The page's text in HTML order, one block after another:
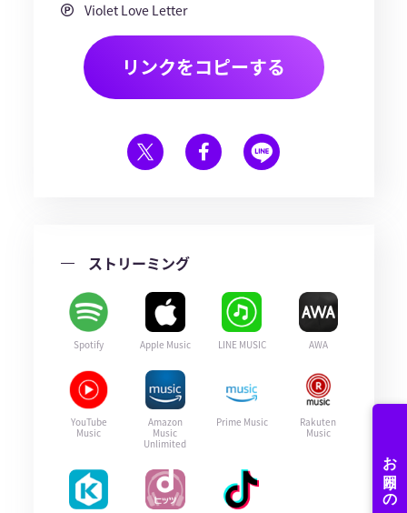
Violet Love Letter
リンクをコピーする
ストリーミング
Spotify Apple Music LINE MUSIC AWA
YouTube
Music
Amazon
Music
Unlimited
Prime Music
Rakuten
Music